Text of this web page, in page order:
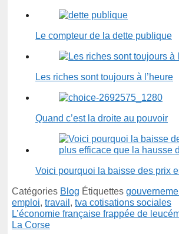
Le compteur de la dette publique
Les riches sont toujours à l’heure
Quand c’est la droite au pouvoir
Voici pourquoi la baisse des prix
Catégories Blog Étiquettes
emploi, travail , tva cotisations sociales
L’économie française frappée de
La Corse